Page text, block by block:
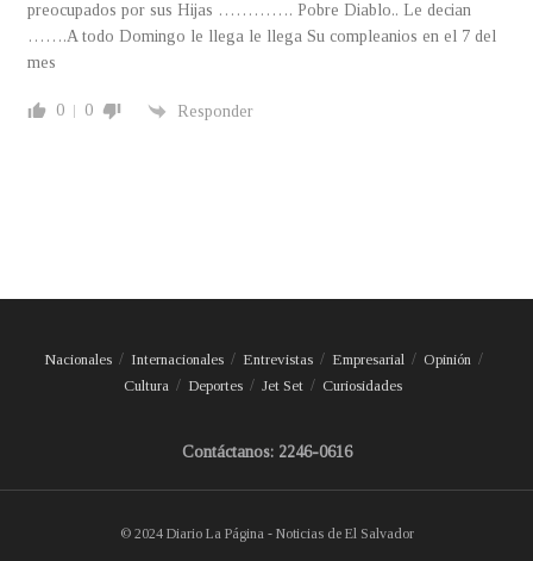
preocupados por sus Hijas …………. Pobre Diablo.. Le decian
…….A todo Domingo le llega le llega Su compleanios en el 7 del
mes
0 0 Responder
Nacionales Internacionales Entrevistas Empresarial
Opinión
Cultura
Deportes Jet Set Curiosidades
Contáctanos: 2246-0616
© 2024 Diario La Página - Noticias de El Salvador